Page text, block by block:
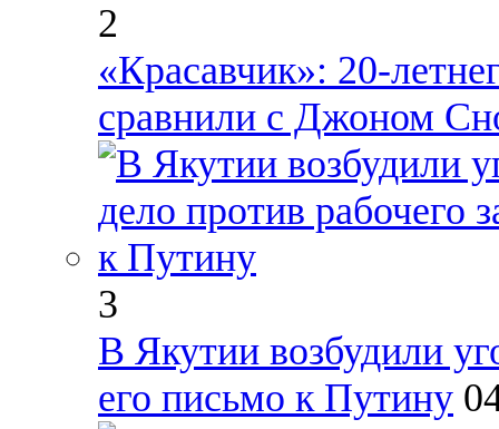
2
«Красавчик»: 20-
сравнили с Джоном
3
В Якутии возбудили
его письмо к Путину